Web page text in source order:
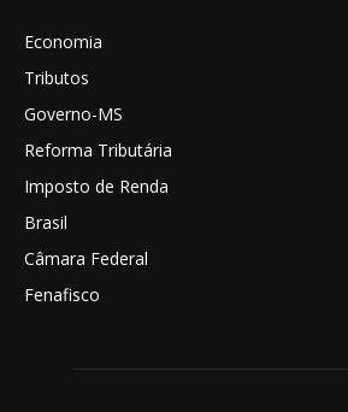
Economia
Tributos
Governo-MS
Reforma Tributária
Imposto de Renda
Brasil
Câmara Federal
Fenafisco